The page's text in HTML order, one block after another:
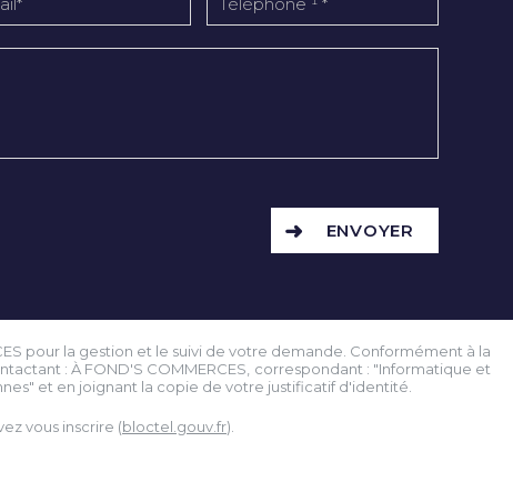
ENVOYER
pour la gestion et le suivi de votre demande. Conformément à la
: À FOND'S COMMERCES, correspondant : "Informatique et
et en joignant la copie de votre justificatif d'identité.
vous inscrire (bloctel.gouv.fr).